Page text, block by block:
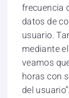
frecuencia
datos de
usuario.
mediante
veamos
horas con
del